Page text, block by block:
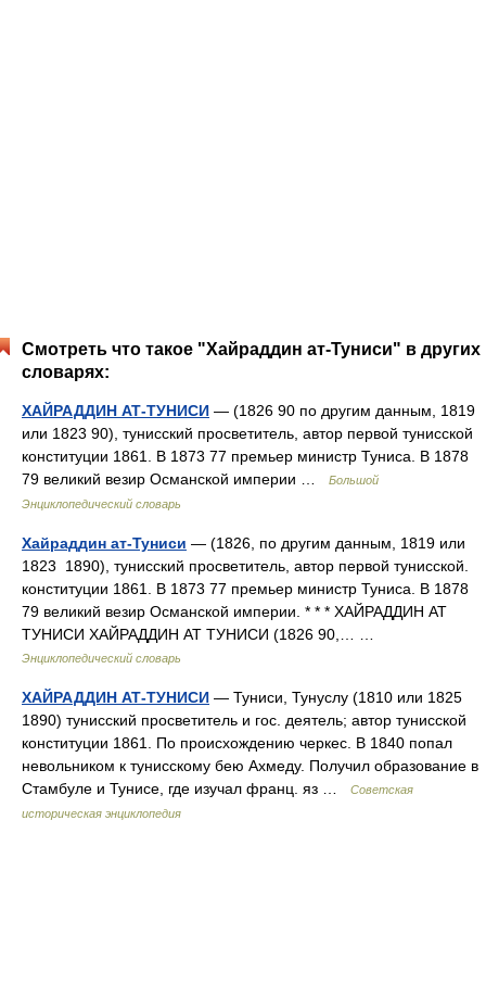
Смотреть что такое "Хайраддин ат-Туниси" в других
словарях:
ХАЙРАДДИН АТ-ТУНИСИ — (1826 90 по другим данным, 1819
или 1823 90), тунисский просветитель, автор первой тунисской
конституции 1861. В 1873 77 премьер министр Туниса. В 1878
79 великий везир Османской империи …
Большой
Энциклопедический словарь
Хайраддин ат-Туниси — (1826, по другим данным, 1819 или
1823 1890), тунисский просветитель, автор первой тунисской.
конституции 1861. В 1873 77 премьер министр Туниса. В 1878
79 великий везир Османской империи. * * * ХАЙРАДДИН АТ
ТУНИСИ ХАЙРАДДИН АТ ТУНИСИ (1826 90,… …
Энциклопедический словарь
ХАЙРАДДИН АТ-ТУНИСИ — Туниси, Тунуслу (1810 или 1825
1890) тунисский просветитель и гос. деятель; автор тунисской
конституции 1861. По происхождению черкес. В 1840 попал
невольником к тунисскому бею Ахмеду. Получил образование в
Стамбуле и Тунисе, где изучал франц. яз …
Советская
историческая энциклопедия